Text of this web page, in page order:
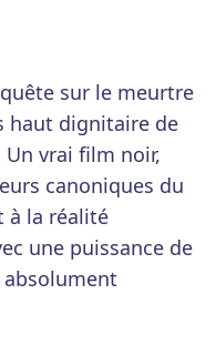
sur le meurtre
haut dignitaire de
vrai film noir,
canoniques du
à la réalité
une puissance de